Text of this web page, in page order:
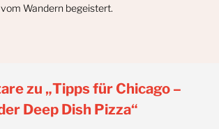
Wandern begeistert.
zu „Tipps für Chicago –
Deep Dish Pizza“